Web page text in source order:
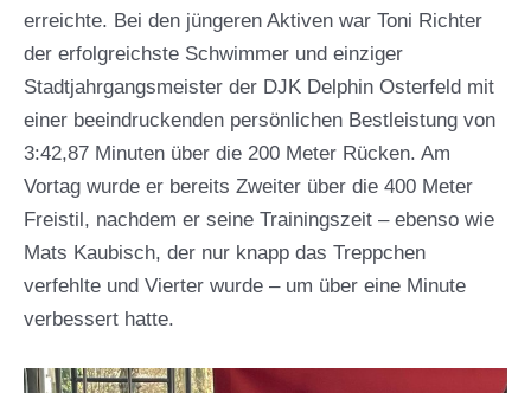
erreichte. Bei den jüngeren Aktiven war Toni Richter
der erfolgreichste Schwimmer und einziger
Stadtjahrgangsmeister der DJK Delphin Osterfeld mit
einer beeindruckenden persönlichen Bestleistung von
3:42,87 Minuten über die 200 Meter Rücken. Am
Vortag wurde er bereits Zweiter über die 400 Meter
Freistil, nachdem er seine Trainingszeit – ebenso wie
Mats Kaubisch, der nur knapp das Treppchen
verfehlte und Vierter wurde – um über eine Minute
verbessert hatte.